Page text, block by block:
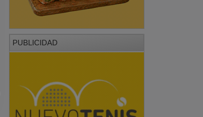
PUBLICIDAD